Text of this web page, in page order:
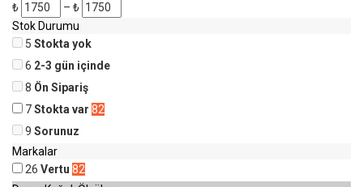
₺
– ₺
Stok Durumu
5 Stokta yok
6 2-3 gün içinde
8 Ön Sipariş
7Stokta var 82
9 Sorunuz
Markalar
26 Vertu 82